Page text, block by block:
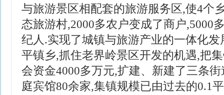
与旅游景区相配套的旅游服务区,使4个
态旅游村,2000多农户变成了商户,5000
纪人.实现了城镇与旅游产业的一体化
平镇乡,抓住老界岭景区开发的机遇,把
会资金4000多万元,扩建、新建了三条
庭宾馆80余家,集镇规模已由过去的0.1